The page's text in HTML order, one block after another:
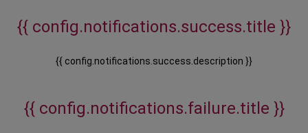
{{ config.notifications.success.title }}
{{ config.notifications.success.description }}
{{ config.notifications.failure.title }}